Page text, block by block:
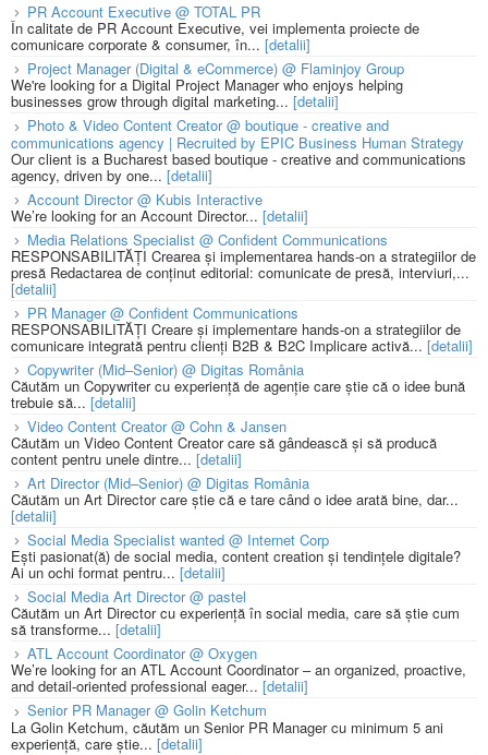
PR Account Executive @ TOTAL PR
În calitate de PR Account Executive, vei implementa proiecte de
comunicare corporate & consumer, în... [detalii]
Project Manager (Digital & eCommerce) @ Flaminjoy Group
We're looking for a Digital Project Manager who enjoys helping
businesses grow through digital marketing... [detalii]
Photo & Video Content Creator @ boutique - creative and
communications agency | Recruited by EPIC Business Human Strategy
Our client is a Bucharest based boutique - creative and communications
agency, driven by one... [detalii]
Account Director @ Kubis Interactive
We’re looking for an Account Director... [detalii]
Media Relations Specialist @ Confident Communications
RESPONSABILITĂȚI Crearea și implementarea hands-on a strategiilor de
presă Redactarea de conținut editorial: comunicate de presă, interviuri,...
[detalii]
PR Manager @ Confident Communications
RESPONSABILITĂȚI Creare și implementare hands-on a strategiilor de
comunicare integrată pentru clienți B2B & B2C Implicare activă... [detalii]
Copywriter (Mid–Senior) @ Digitas România
Căutăm un Copywriter cu experiență de agenție care știe că o idee bună
trebuie să... [detalii]
Video Content Creator @ Cohn & Jansen
Căutăm un Video Content Creator care să gândească și să producă
content pentru unele dintre... [detalii]
Art Director (Mid–Senior) @ Digitas România
Căutăm un Art Director care știe că e tare când o idee arată bine, dar...
[detalii]
Social Media Specialist wanted @ Internet Corp
Ești pasionat(ă) de social media, content creation și tendințele digitale?
Ai un ochi format pentru... [detalii]
Social Media Art Director @ pastel
Căutăm un Art Director cu experiență în social media, care să știe cum
să transforme... [detalii]
ATL Account Coordinator @ Oxygen
We’re looking for an ATL Account Coordinator – an organized, proactive,
and detail-oriented professional eager... [detalii]
Senior PR Manager @ Golin Ketchum
La Golin Ketchum, căutăm un Senior PR Manager cu minimum 5 ani
experiență, care știe... [detalii]